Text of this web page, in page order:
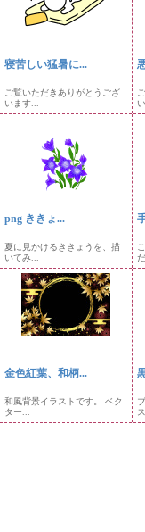
寝苦しい猛暑に...
ご覧いただきありがとうござ
います...
png ききょ...
夏に見かけるききょうを、描
いてみ...
金色紅葉、和柄...
和風背景イラストです。 ベク
ター...